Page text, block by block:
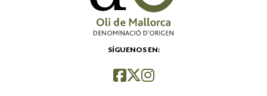
SÍGUENOS EN: